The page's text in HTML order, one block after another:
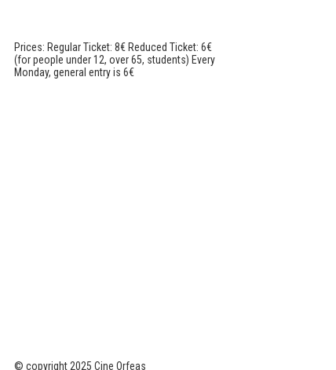
Prices: Regular Ticket: 8€ Reduced Ticket: 6€
(for people under 12, over 65, students) Every
Monday, general entry is 6€
© copyright 2025 Cine Orfeas